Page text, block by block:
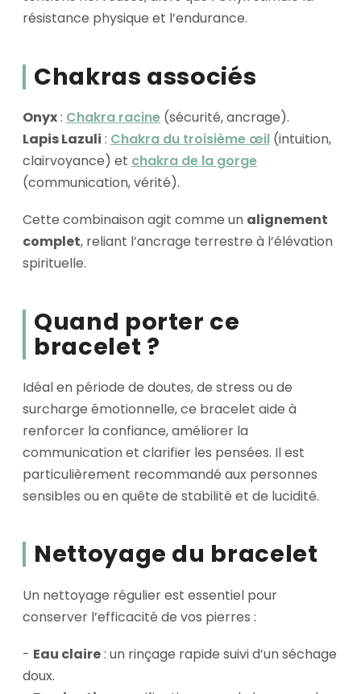
résistance physique et l’endurance.
Chakras associés
Onyx: Chakra racine (sécurité, ancrage).
Lapis Lazuli : Chakra du troisième œil (intuition,
clairvoyance) et chakra de la gorge
(communication, vérité).
Cette combinaison agit comme un alignement
complet, reliant l’ancrage terrestre à l’élévation
spirituelle.
Quand porter ce
bracelet ?
Idéal en période de doutes, de stress ou de
surcharge émotionnelle, ce bracelet aide à
renforcer la confiance, améliorer la
communication et clarifier les pensées. Il est
particulièrement recommandé aux personnes
sensibles ou en quête de stabilité et de lucidité.
Nettoyage du bracelet
Un nettoyage régulier est essentiel pour
conserver l’efficacité de vos pierres :
- Eau claire: un rinçage rapide suivi d’un séchage
doux.